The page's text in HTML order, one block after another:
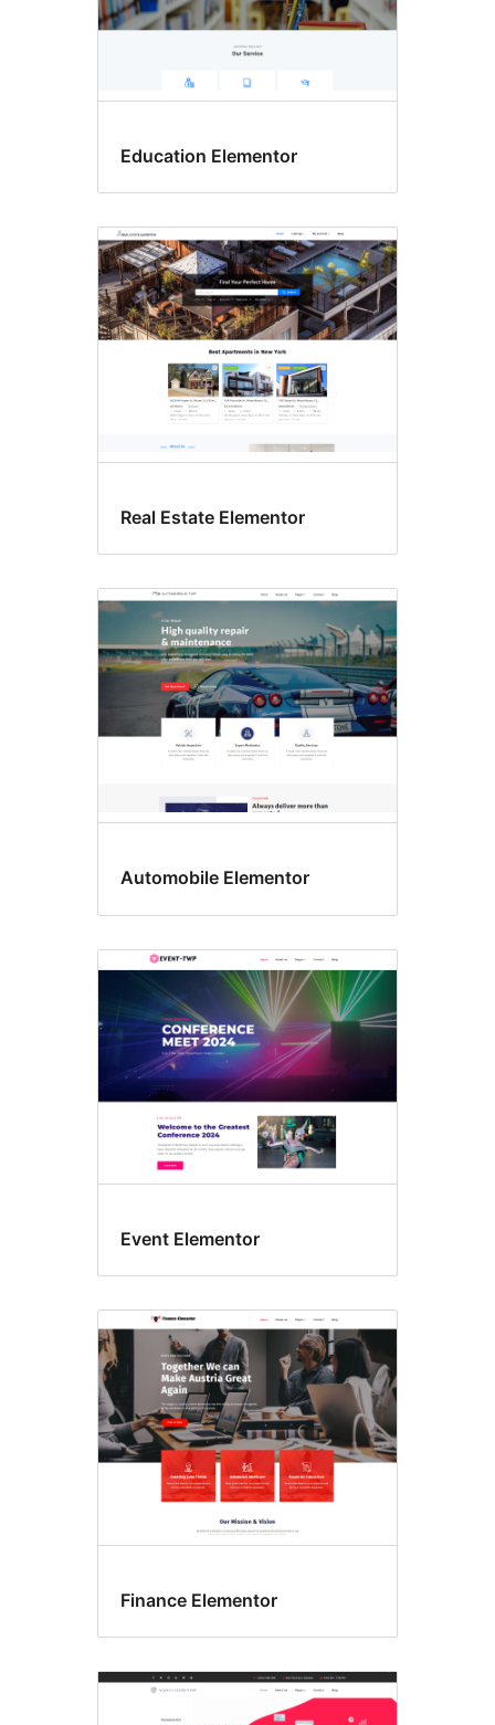
Education Elementor
Real Estate Elementor
Automobile Elementor
Event Elementor
Finance Elementor